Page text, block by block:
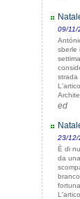
09/11/
sberle
strada
ed
23/12/
È di
da